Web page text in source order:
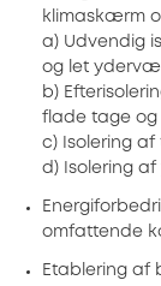
klimaskærm
a) Udvendig
og let
b)
flade tage
c) Isolering
d) Isolering
omfattende
Etablering af